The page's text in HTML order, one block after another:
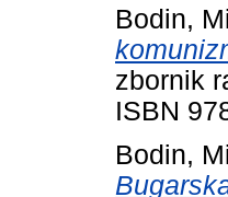
Bodin,
zbornik
ISBN
Bodin,